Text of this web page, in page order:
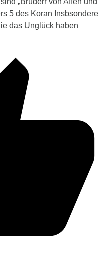
5 des Koran Insbsondere
das Unglück haben